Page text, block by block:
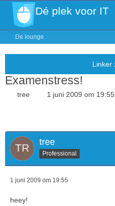
Dé plek voor IT
De lounge
Examenstress!
tree 1 juni 2009 om 19:55
tree
Professional
1 juni 2009 om 19:55
heey!